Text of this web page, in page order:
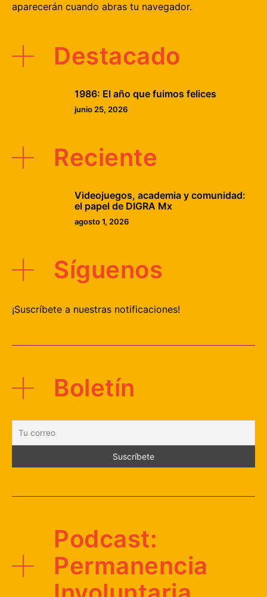
aparecerán cuando abras tu navegador.
Destacado
1986: El año que fuimos felices
junio 25, 2026
Reciente
Videojuegos, academia y comunidad:
el papel de DIGRA Mx
agosto 1, 2026
Síguenos
¡Suscríbete a nuestras notificaciones!
Boletín
Podcast:
Permanencia